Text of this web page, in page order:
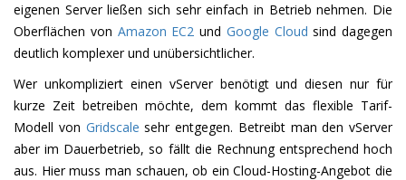
eigenen Server ließen sich sehr einfach in Betrieb nehmen. Die
Oberflächen von Amazon EC2 und Google Cloud sind dagegen
deutlich komplexer und unübersichtlicher.
Wer unkompliziert einen vServer benötigt und diesen nur für
kurze Zeit betreiben möchte, dem kommt das flexible Tarif-
Modell von Gridscale sehr entgegen. Betreibt man den vServer
aber im Dauerbetrieb, so fällt die Rechnung entsprechend hoch
aus. Hier muss man schauen, ob ein Cloud-Hosting-Angebot die